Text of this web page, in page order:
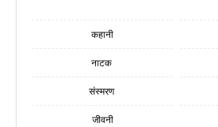
कहानी
नाटक
संस्मरण
जीवनी